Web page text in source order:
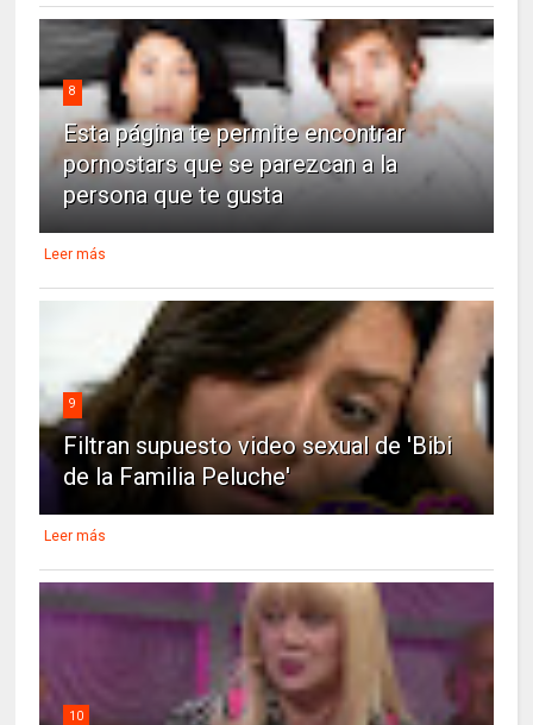
8
Esta página te permite encontrar
pornostars que se parezcan a la
persona que te gusta
Leer más
9
Filtran supuesto video sexual de 'Bibi
de la Familia Peluche'
Leer más
10